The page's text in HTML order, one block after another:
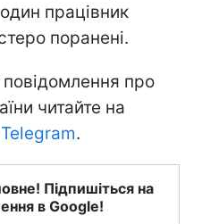
працівник
поранені.
повідомлення про
читайте на
.
Підпишіться на
в Google!